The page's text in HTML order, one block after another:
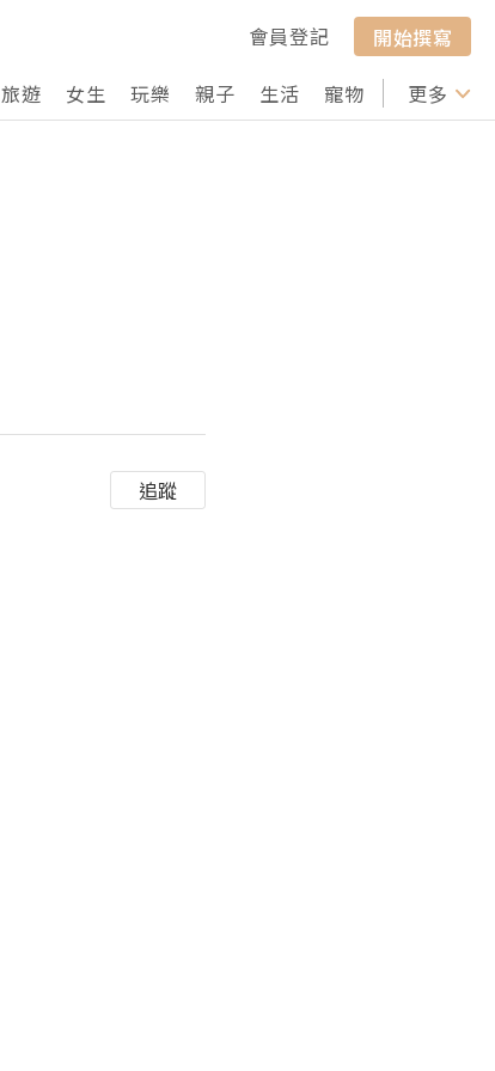
會員登記
開始撰寫
旅遊 女生 玩樂 親子 生活 寵物 行山 打卡
更多
追蹤